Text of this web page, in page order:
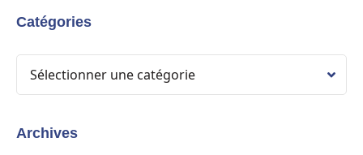
Catégories
Archives